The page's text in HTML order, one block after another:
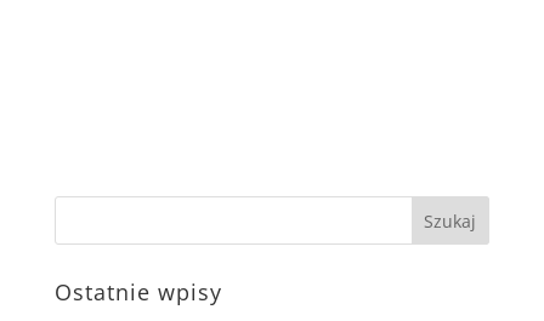
Ostatnie wpisy